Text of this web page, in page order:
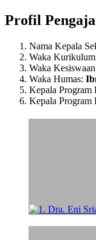
Profil
Nama Kepala
Waka
Waka
Waka Humas:
Kepala Program
Kepala Program